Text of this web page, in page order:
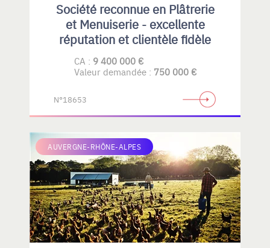
Société reconnue en Plâtrerie
et Menuiserie - excellente
réputation et clientèle fidèle
CA : 9 400 000 €
Valeur demandée : 750 000 €
N°18653
AUVERGNE-RHÔNE-ALPES